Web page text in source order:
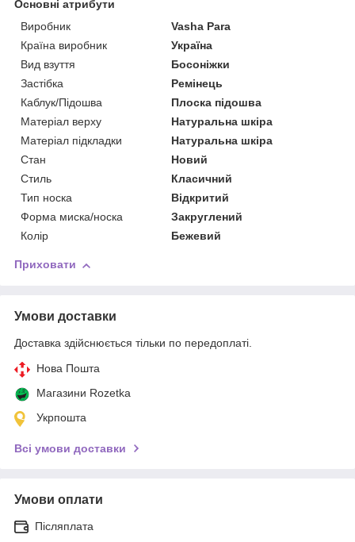
Основні атрибути
Виробник
Vasha Para
Країна виробник
Україна
Вид взуття
Босоніжки
Застібка
Ремінець
Каблук/Підошва
Плоска підошва
Матеріал верху
Натуральна шкіра
Матеріал підкладки
Натуральна шкіра
Стан
Новий
Стиль
Класичний
Тип носка
Відкритий
Форма миска/носка
Закруглений
Колір
Бежевий
Приховати
Умови доставки
Доставка здійснюється тільки по передоплаті.
Нова Пошта
Магазини Rozetka
Укрпошта
Всі умови доставки
Умови оплати
Післяплата